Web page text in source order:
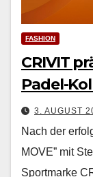
FASHION
CRIVIT
Padel-
3. AUGUST
Nach der
MOVE” mit
Sport­marke